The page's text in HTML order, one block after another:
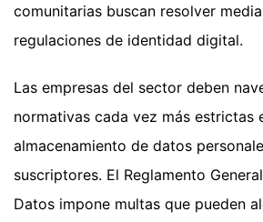
comunitarias buscan resolver
regulaciones de identidad digital.
Las empresas del sector deben
normativas cada vez más estrictas
almacenamiento de datos
suscriptores. El Reglamento
Datos impone multas que pueden